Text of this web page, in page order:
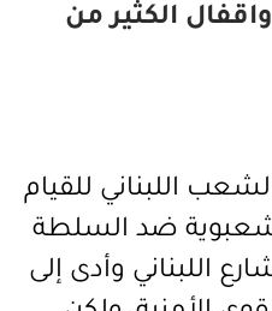
الكثير من
اللبناني للقيام
شعبوية ضد السلطة
اللبناني وأدى إلى